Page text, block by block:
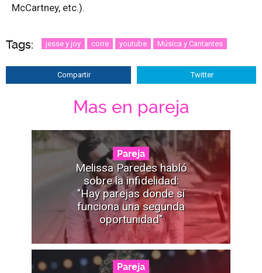
McCartney, etc.).
Tags: jesse y joy corre youtube Música y Cantantes
Compartir Twitter
Mas en pareja
Pareja
Melissa Paredes habló
sobre la infidelidad:
"Hay parejas donde sí
funciona una segunda
oportunidad"
Pareja